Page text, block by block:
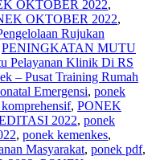
OKTOBER 2022,
OKTOBER 2022,
Rujukan
PENINGKATAN MUTU
Pelayanan Klinik Di RS
– Pusat Training Rumah
Emergensi, ponek
, PONEK
2022, ponek
, ponek kemenkes,
Masyarakat, ponek pdf,